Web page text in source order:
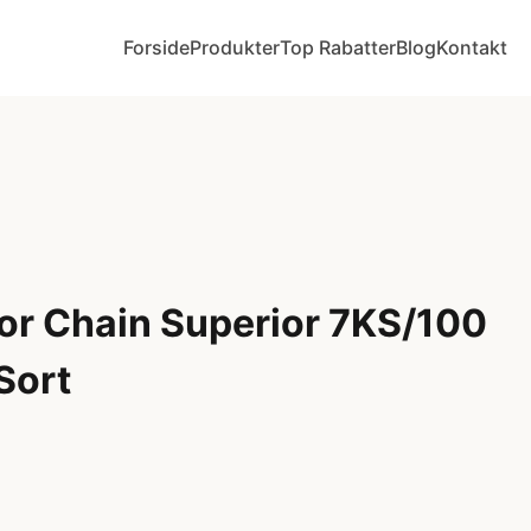
ForsideProdukterTop RabatterBlogKontakt
Chain Superior 7KS/100